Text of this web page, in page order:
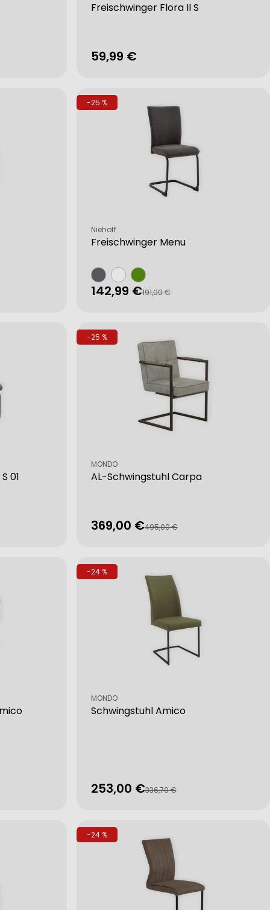
Freischwinger Flora II S
Regulärer
59,99 €
-25 %
Freischwinger Menu
Verkäufer:
Niehoff
Verkaufspreis
142,99 €
Regulärer191,00 €
01
-25 %
AL-Schwingstuhl Carpa
Verkäufer:
MONDO
Verkaufspreis
369,00 €
Regulärer495,00 €
-24 %
Schwingstuhl Amico
Verkäufer:
MONDO
Verkaufspreis
253,00 €
Regulärer336,70 €
-24 %